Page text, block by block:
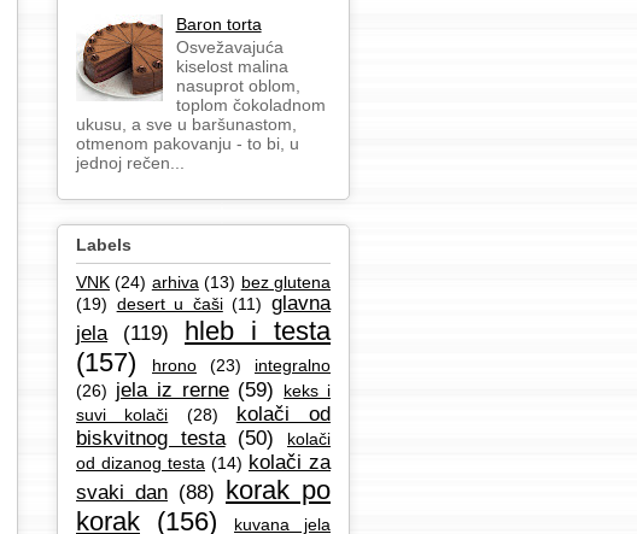
Baron torta
Osvežavajuća
kiselost malina
nasuprot oblom,
toplom čokoladnom
ukusu, a sve u baršunastom,
otmenom pakovanju - to bi, u
jednoj rečen...
Labels
VNK (24) arhiva (13) bez glutena
(19) desert u čaši (11) glavna
jela
(119)
hleb i testa
(157)
hrono (23)
integralno
(26) jela iz rerne (59)
keks i
suvi kolači
(28)
kolači od
biskvitnog testa (50)
kolači
od dizanog testa (14) kolači za
svaki dan (88) korak po
korak (156)
kuvana jela